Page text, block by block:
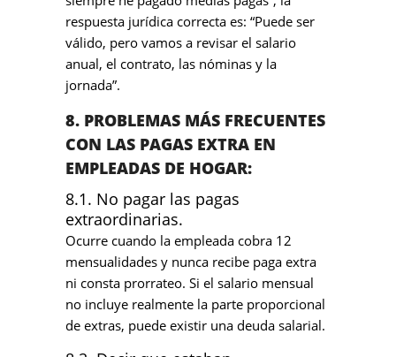
respuesta jurídica correcta es: “Puede ser
válido, pero vamos a revisar el salario
anual, el contrato, las nóminas y la
jornada”.
8. PROBLEMAS MÁS FRECUENTES
CON LAS PAGAS EXTRA EN
EMPLEADAS DE HOGAR:
8.1. No pagar las pagas
extraordinarias.
Ocurre cuando la empleada cobra 12
mensualidades y nunca recibe paga extra
ni consta prorrateo. Si el salario mensual
no incluye realmente la parte proporcional
de extras, puede existir una deuda salarial.